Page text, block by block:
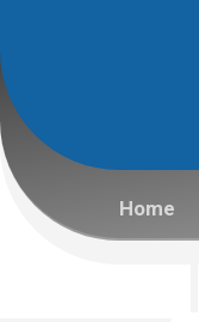
content
Home